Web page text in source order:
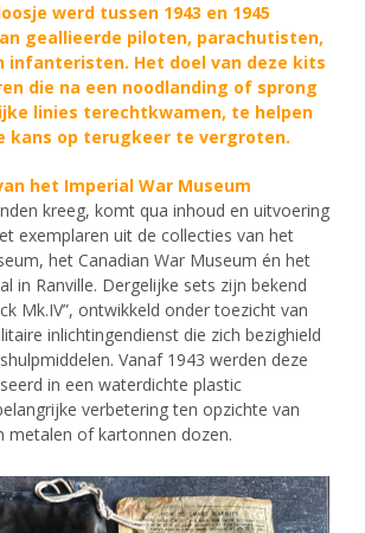
werd tussen 1943 en 1945
geallieerde piloten, parachutisten,
infanteristen. Het doel van deze kits
die na een noodlanding of sprong
linies terechtkwamen, te helpen
kans op terugkeer te vergroten.
het Imperial War Museum
kreeg, komt qua inhoud en uitvoering
exemplaren uit de collecties van het
het Canadian War Museum én het
in Ranville. Dergelijke sets zijn bekend
Mk.IV”, ontwikkeld onder toezicht van
inlichtingendienst die zich bezighield
Vanaf 1943 werden deze
in een waterdichte plastic
verbetering ten opzichte van
metalen of kartonnen dozen.